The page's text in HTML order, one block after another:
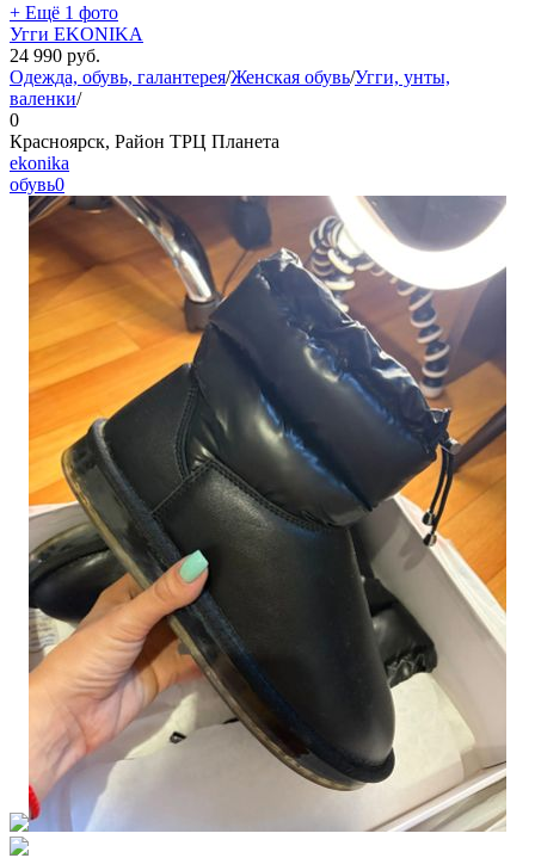
+ Ещё 1 фото
Угги EKONIKA
24 990 руб.
Одежда, обувь, галантерея/Женская обувь/Угги, унты,
валенки/
0
Красноярск, Район ТРЦ Планета
ekonika
обувь0